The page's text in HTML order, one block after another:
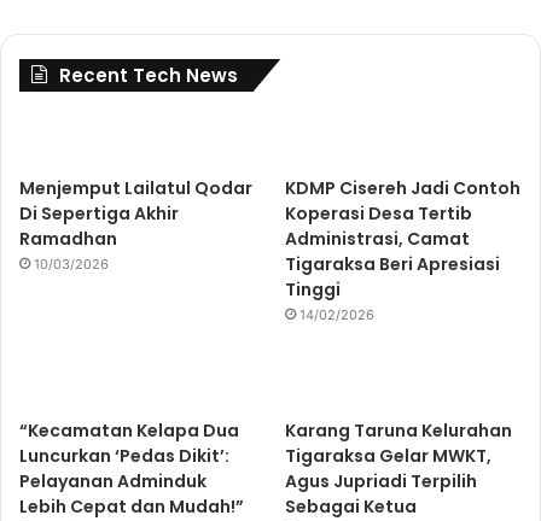
Recent Tech News
Menjemput Lailatul Qodar
Di Sepertiga Akhir
Ramadhan
10/03/2026
KDMP Cisereh Jadi Contoh
Koperasi Desa Tertib
Administrasi, Camat
Tigaraksa Beri Apresiasi
Tinggi
14/02/2026
“Kecamatan Kelapa Dua
Luncurkan ‘Pedas Dikit’:
Pelayanan Adminduk
Lebih Cepat dan Mudah!”
Karang Taruna Kelurahan
Tigaraksa Gelar MWKT,
Agus Jupriadi Terpilih
Sebagai Ketua